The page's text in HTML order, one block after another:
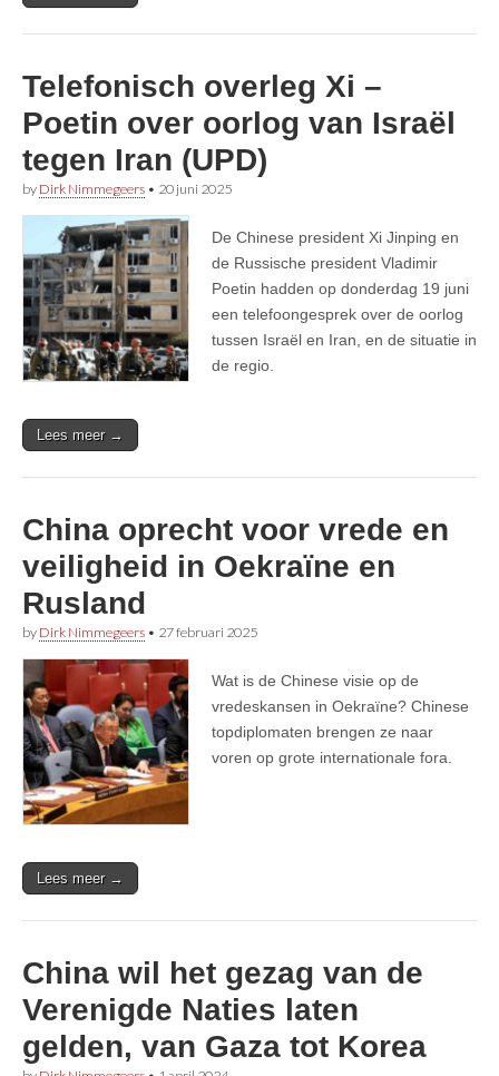
Telefonisch overleg Xi –
Poetin over oorlog van Israël
tegen Iran (UPD)
by Dirk Nimmegeers • 20 juni 2025
De Chinese president Xi Jinping en
de Russische president Vladimir
Poetin hadden op donderdag 19 juni
een telefoongesprek over de oorlog
tussen Israël en Iran, en de situatie in
de regio.
Lees meer →
China oprecht voor vrede en
veiligheid in Oekraïne en
Rusland
by Dirk Nimmegeers • 27 februari 2025
Wat is de Chinese visie op de
vredeskansen in Oekraïne? Chinese
topdiplomaten brengen ze naar
voren op grote internationale fora.
Lees meer →
China wil het gezag van de
Verenigde Naties laten
gelden, van Gaza tot Korea